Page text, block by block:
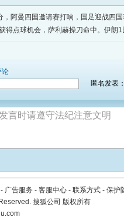
曼四国邀请赛打响，国足迎战四国
得点球机会，萨利赫操刀命中。伊朗
论
匿名发表
- 广告服务 - 客服中心 - 联系方式 - 保护
搜狐公司 版权所有